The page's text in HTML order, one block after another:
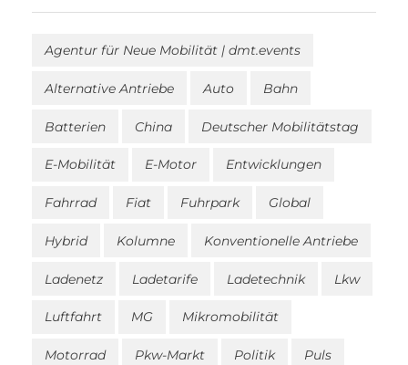
Agentur für Neue Mobilität | dmt.events
Alternative Antriebe Auto Bahn
Batterien China Deutscher Mobilitätstag
E-Mobilität E-Motor Entwicklungen
Fahrrad Fiat Fuhrpark Global
Hybrid Kolumne Konventionelle Antriebe
Ladenetz Ladetarife Ladetechnik Lkw
Luftfahrt MG Mikromobilität
Motorrad Pkw-Markt Politik Puls